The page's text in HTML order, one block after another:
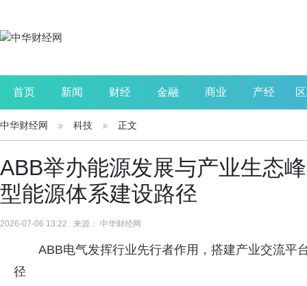
首页 新闻 财经 金融 商业 产经
公司 生活 读书
中华财经网 科技 正文
ABB举办能源发展与产业生态
型能源体系建设路径
2026-07-06 13:22 来源： 中华财经网
ABB电气发挥行业先行者作用，搭建产业交流平
径